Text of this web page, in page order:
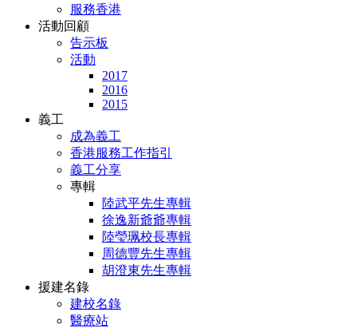
服務香港
活動回顧
告示板
活動
2017
2016
2015
義工
成為義工
香港服務工作指引
義工分享
專輯
陸武平先生專輯
徐逸新爺爺專輯
陸瑩珮校長專輯
周德豐先生專輯
胡澄東先生專輯
援建名錄
建校名錄
醫療站